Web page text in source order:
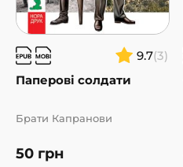
9.7(3)
Паперові солдати
50 грн
Брати Капранови